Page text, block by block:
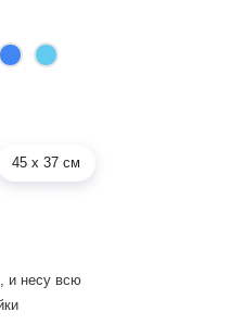
45 х 37 см
и несу всю